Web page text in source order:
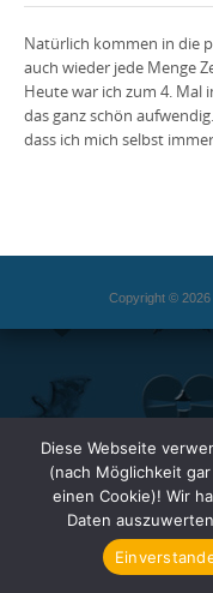
Natürlich kommen in die
auch wieder jede Menge
Heute war ich zum 4. Mal
das ganz schön
dass ich mich selbst
Copyright © 2026
Diese Webseite
(nach Möglichkeit
einen Cookie)! Wir
Daten